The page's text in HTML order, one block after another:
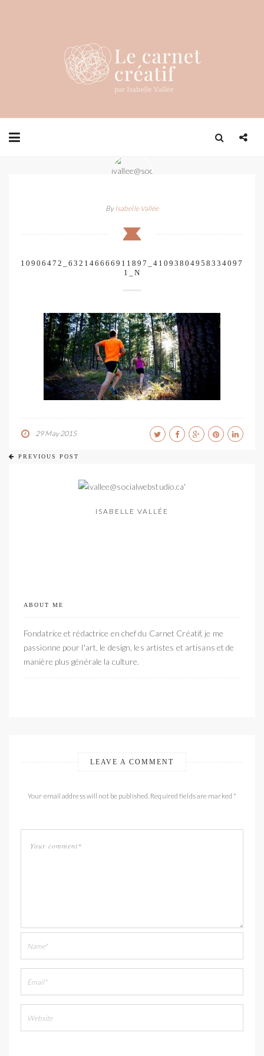
ByIsabelle Vallée
10906472_632146666911897_41093804958334097
1_N
29 May 2015
PREVIOUS POST
ISABELLE VALLÉE
ABOUT ME
Fondatrice et rédactrice en chef du Carnet Créatif, je me
passionne pour l'art, le design, les artistes et artisans et de
manière plus générale la culture.
LEAVE A COMMENT
Your email address will not be published. Required fields are marked *